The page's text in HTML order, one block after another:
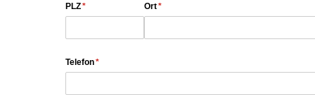
PLZ*
(erforderlich) Ort*
(erforderlich)
Telefon*
(erforderlich)